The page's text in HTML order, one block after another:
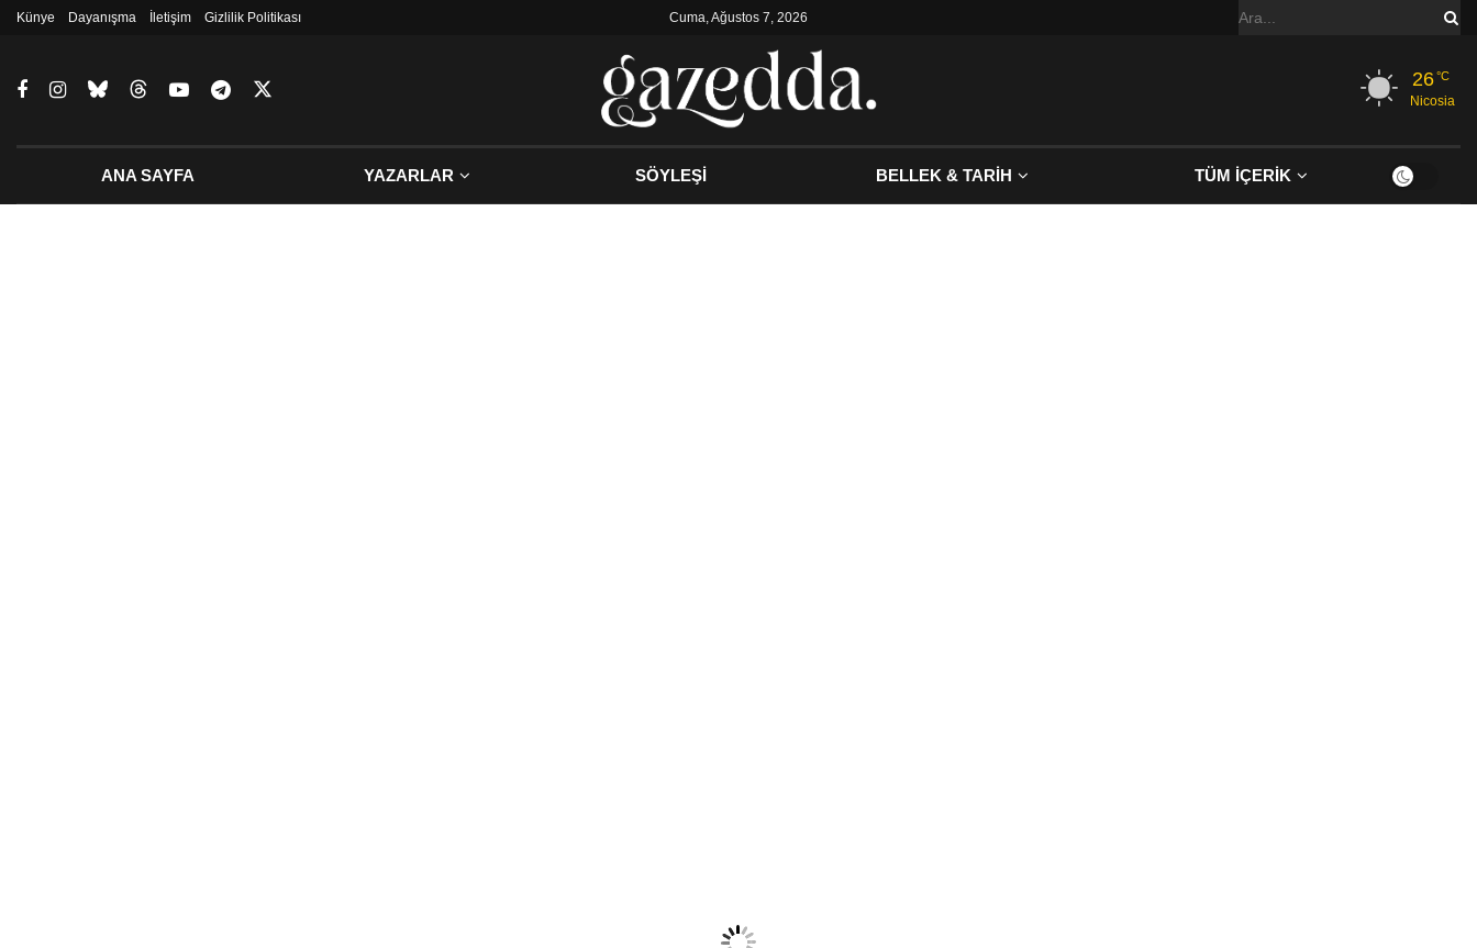
Künye Dayanışma İletişim Gizlilik Politikası Cuma, Ağustos 7, 2026
26°C
Nicosia
ANA SAYFA YAZARLAR SÖYLEŞİ BELLEK & TARİH TÜM İÇERİK